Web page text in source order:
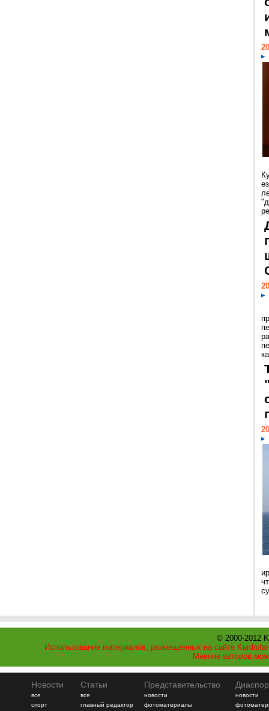
© 2000-2012
Использование материалов, размещенных на сайте
Мнение авторов
Новости
все
спорт
Статьи
все
главный редактор
Представительство
новости
фотоматериалы
новости